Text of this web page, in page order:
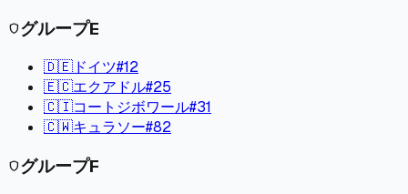
shieldグループE
🇩🇪 ドイツ#12
🇪🇨エクアドル#25
🇨🇮コートジボワール#31
🇨🇼キュラソー#82
shieldグループF